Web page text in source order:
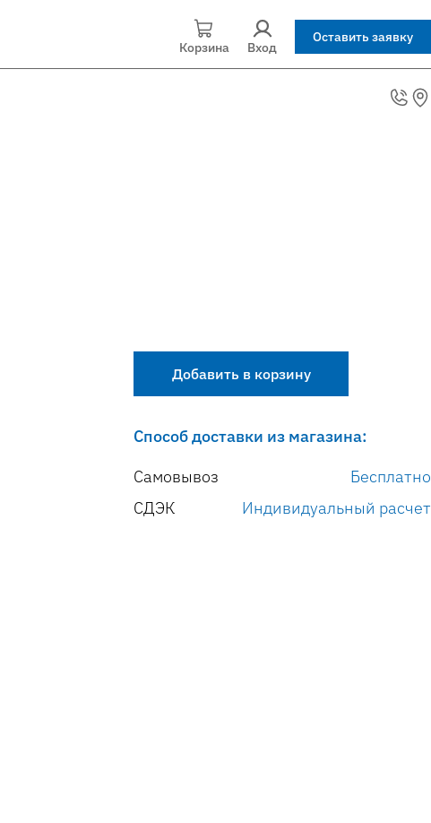
Корзина Вход
Оставить заявку
Добавить в корзину
Способ доставки из магазина:
Самовывоз
Бесплатно
СДЭК
Индивидуальный расчет